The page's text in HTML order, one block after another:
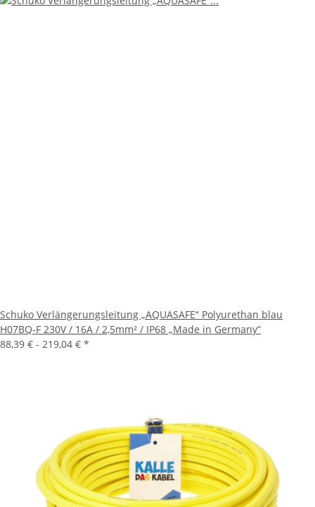
Schuko Verlängerungsleitung „AQUASAFE“ Polyurethan blau
H07BQ-F 230V / 16A / 2,5mm² / IP68 „Made in Germany“
88,39 € - 219,04 € *